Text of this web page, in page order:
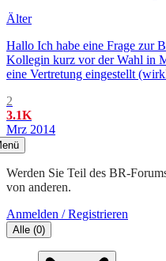
Älter
Hallo Ich habe eine Frage zur
Kollegin kurz vor der Wahl in
eine Vertretung eingestellt
2
3.1K
Mrz 2014
Werden Sie Teil des BR-
von anderen.
Anmelden / Registrieren
Alle (0)